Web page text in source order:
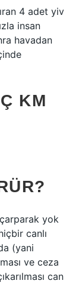
4 adet yiv
insan
havadan
KM
yok
canlı
(yani
ve ceza
can